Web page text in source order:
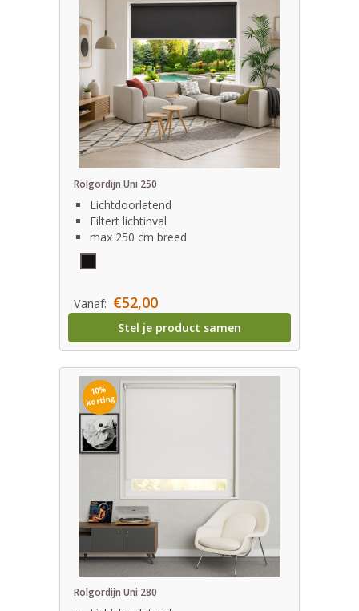
Rolgordijn Uni 250
Lichtdoorlatend
Filtert lichtinval
max 250 cm breed
Vanaf: €52,00
Stel je product samen
10%
korting
Rolgordijn Uni 280